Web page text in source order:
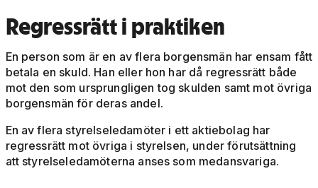
Regressrätti praktiken
En person som är en av flera borgensmän har ensam fått
betala en skuld. Han eller hon har då regressrätt både
mot den som ursprungligen tog skulden samt mot övriga
borgensmän för deras andel.
En av flera styrelseledamöter i ett aktiebolag har
regressrätt mot övriga i styrelsen, under förutsättning
att styrelseledamöterna anses som medansvariga.